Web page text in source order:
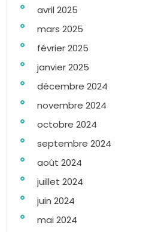
avril 2025
mars 2025
février 2025
janvier 2025
décembre 2024
novembre 2024
octobre 2024
septembre 2024
août 2024
juillet 2024
juin 2024
mai 2024